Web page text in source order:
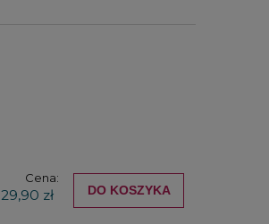
Cena:
29,90 zł DO KOSZYKA